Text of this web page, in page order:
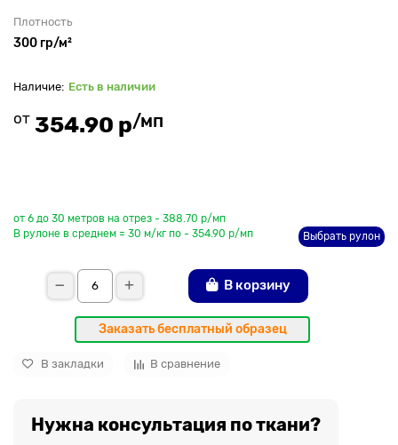
Плотность
300 гр/м²
Есть в наличии
от 354.90 р/мп
от 6 до 30 метров на отрез - 388.70 р/мп
В рулоне в среднем = 30 м/кг по - 354.90 р/мп
Выбрать рулон
В корзину
Заказать бесплатный образец
В закладки В сравнение
Нужна консультация по ткани?